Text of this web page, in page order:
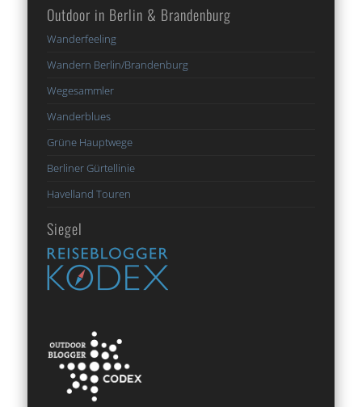
Outdoor in Berlin & Brandenburg
Wanderfeeling
Wandern Berlin/Brandenburg
Wegesammler
Wanderblues
Grüne Hauptwege
Berliner Gürtellinie
Havelland Touren
Siegel